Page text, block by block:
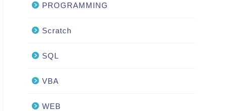
PROGRAMMING
Scratch
SQL
VBA
WEB